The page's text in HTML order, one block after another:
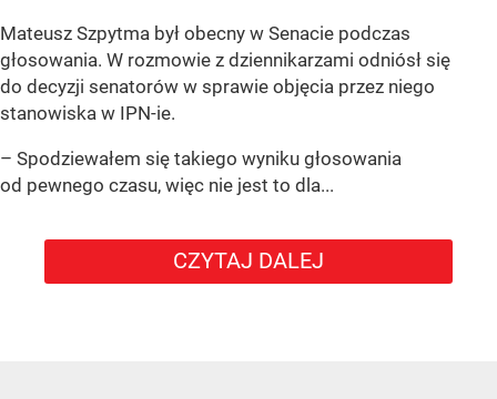
Mateusz Szpytma był obecny w Senacie podczas
głosowania. W rozmowie z dziennikarzami odniósł się
do decyzji senatorów w sprawie objęcia przez niego
stanowiska w IPN-ie.
– Spodziewałem się takiego wyniku głosowania
od pewnego czasu, więc nie jest to dla...
CZYTAJ DALEJ